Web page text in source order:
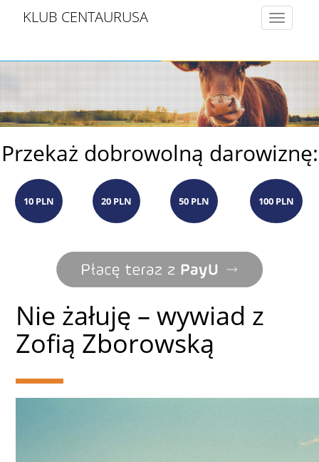
KLUB CENTAURUSA
Toggle
Przekaż dobrowolną darowiznę:
10 PLN 20 PLN 50 PLN 100 PLN
Nie żałuję – wywiad z
Zofią Zborowską